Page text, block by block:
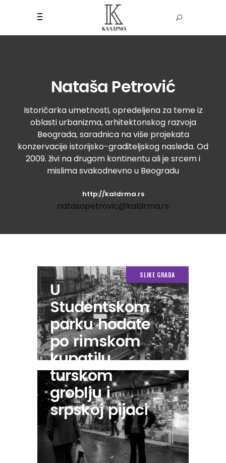
Nataša Petrović
Istoričarka umetnosti, opredeljena za teme iz
oblasti urbanizma, arhitektonskog razvoja
Beograda, saradnica na više projekata
konzervacije istorijsko-graditeljskog nasleđa. Od
2009. živi na drugom kontinentu ali je srcem i
mislima svakodnevno u Beogradu
http://kaldrma.rs
natasapetrovic@kaldrma.rs
SLIKE GRADA
U
Studentskom
parku hodate
po rimskom
kupatilu,
turskom
groblju i
srpskoj pijaci